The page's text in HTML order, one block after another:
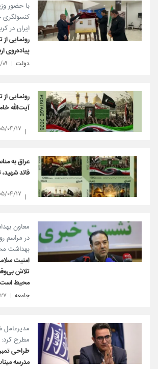
با حضور
ایران در
رونمایی
پیاده‌روی
دولت
رونمایی از
آیت‌الله
۱۴۰۵/
عراق به
قائد
۱۴۰۵/
معاون
در مراسم
بهداشت
امنیت
تلاش
محیط است
جامعه
مطرح کرد:
طراحی
مدرسه میناب